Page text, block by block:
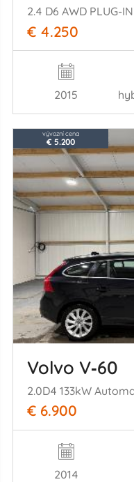
2.4 D6 AWD PLUG-
€ 4.250
2015
vývozní cena
€ 5.200
Volvo V‑60
2.0D4 133kW
€ 6.900
2014